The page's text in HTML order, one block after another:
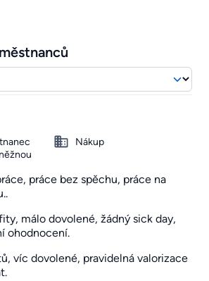
Nákup
práce bez spěchu, práce na
málo dovolené, žádný sick day,
ohodnocení.
víc dovolené, pravidelná valorizace